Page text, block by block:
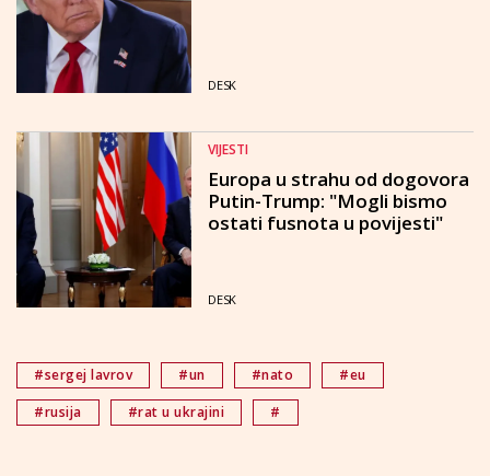
DESK
VIJESTI
Europa u strahu od dogovora
Putin-Trump: "Mogli bismo
ostati fusnota u povijesti"
DESK
#sergej lavrov #un #nato
#eu
#rusija
#rat u ukrajini #